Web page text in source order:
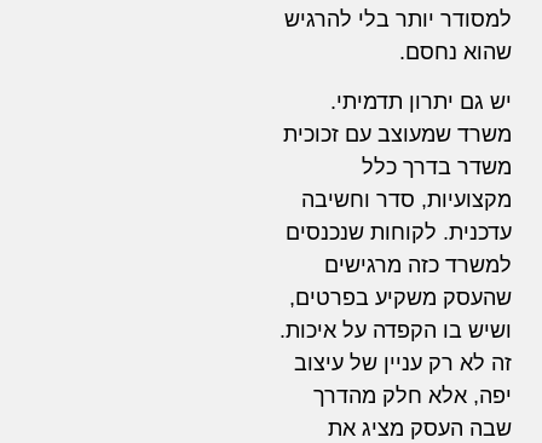
למסודר יותר בלי להרגיש
שהוא נחסם.
יש גם יתרון תדמיתי.
משרד שמעוצב עם זכוכית
משדר בדרך כלל
מקצועיות, סדר וחשיבה
עדכנית. לקוחות שנכנסים
למשרד כזה מרגישים
שהעסק משקיע בפרטים,
ושיש בו הקפדה על איכות.
זה לא רק עניין של עיצוב
יפה, אלא חלק מהדרך
שבה העסק מציג את